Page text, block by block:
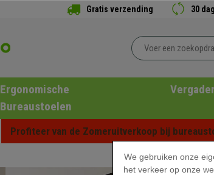
Gratis verzending 30
Ergonomische
Bureaustoelen
Profiteer van de Zomeruitverkoop bij
We gebruiken onze
het verkeer op onze